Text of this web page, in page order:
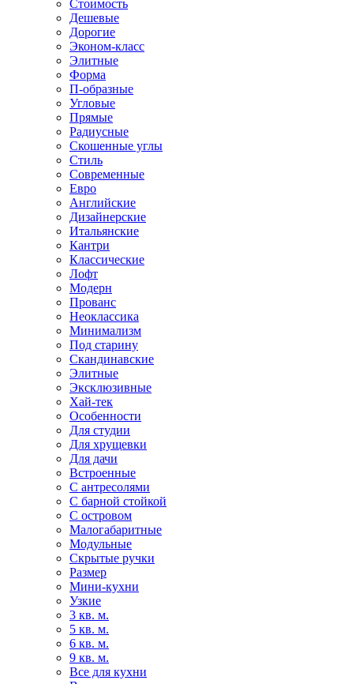
Стоимость
Дешевые
Дорогие
Эконом-класс
Элитные
Форма
П-образные
Угловые
Прямые
Радиусные
Скошенные углы
Стиль
Современные
Евро
Английские
Дизайнерские
Итальянские
Кантри
Классические
Лофт
Модерн
Прованс
Неоклассика
Минимализм
Под старину
Скандинавские
Элитные
Эксклюзивные
Хай-тек
Особенности
Для студии
Для хрущевки
Для дачи
Встроенные
С антресолями
С барной стойкой
С островом
Малогабаритные
Модульные
Скрытые ручки
Размер
Мини-кухни
Узкие
3 кв. м.
5 кв. м.
6 кв. м.
9 кв. м.
Все для кухни